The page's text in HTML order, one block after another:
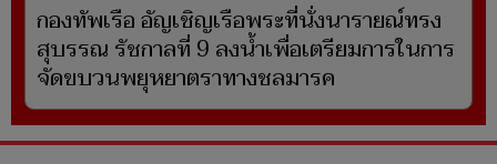
กองทัพเรือ อัญเชิญเรือพระที่นั่งนารายณ์ทรง
สุบรรณ รัชกาลที่ 9 ลงน้ำเพื่อเตรียมการในการ
จัดขบวนพยุหยาตราทางชลมารค